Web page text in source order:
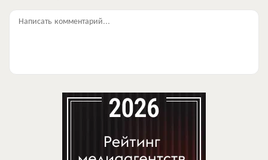
Написать комментарий...